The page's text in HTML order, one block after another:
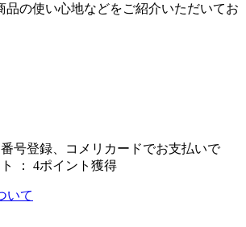
品の使い心地などをご紹介いただいてお
号登録、コメリカードでお支払いで
： 4ポイント獲得
いて